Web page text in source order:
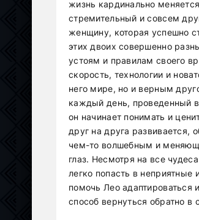
жизнь кардинально
стремительный и совсем
женщину, которая успешно
этих двоих совершенно
устоям и правилам своего
скорость, технологии и
него мире, но и верным
каждый день, проведенный
он начинает понимать и
друг на друга развивается,
чем-то волшебным и
глаз. Несмотря на все
легко попасть в
помочь Лео адаптироваться
способ вернуться обратно в